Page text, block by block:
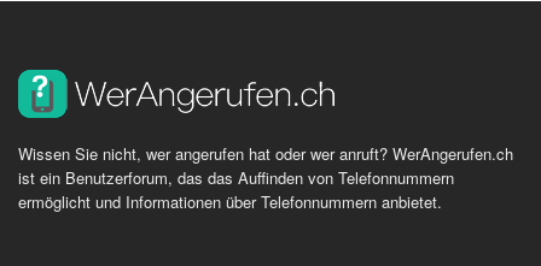
Wissen Sie nicht, wer angerufen hat oder wer anruft? WerAngerufen.ch
ist ein Benutzerforum, das das Auffinden von Telefonnummern
ermöglicht und Informationen über Telefonnummern anbietet.